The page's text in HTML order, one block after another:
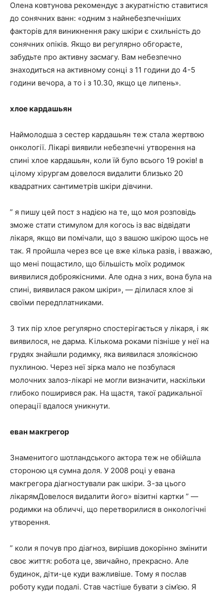
Олена ковтунова рекомендує з акуратністю ставитися
до сонячних ванн: «одним з найнебезпечніших
факторів для виникнення раку шкіри є схильність до
сонячних опіків. Якщо ви регулярно обгораєте,
забудьте про активну засмагу. Вам небезпечно
знаходиться на активному сонці з 11 години до 4-5
години вечора, а то і з 10.30, якщо це липень».
хлое кардашьян
Наймолодша з сестер кардашьян теж стала жертвою
онкології. Лікарі виявили небезпечні утворення на
спині хлое кардашьян, коли їй було всього 19 років! в
цілому хірургам довелося видалити близько 20
квадратних сантиметрів шкіри дівчини.
” я пишу цей пост з надією на те, що моя розповідь
зможе стати стимулом для когось із вас відвідати
лікаря, якщо ви помічали, що з вашою шкірою щось не
так. Я пройшла через все це вже кілька разів, і вважаю,
що мені пощастило, що більшість моїх родимок
виявилися доброякісними. Але одна з них, вона була на
спині, виявилася раком шкіри», — ділилася хлое зі
своїми передплатниками.
З тих пір хлое регулярно спостерігається у лікаря, і як
виявилося, не дарма. Кількома роками пізніше у неї на
грудях знайшли родимку, яка виявилася злоякісною
пухлиною. Через неї зірка мало не позбулася
молочних залоз-лікарі не могли визначити, наскільки
глибоко поширився рак. На щастя, такої радикальної
операції вдалося уникнути.
еван макгрегор
Знаменитого шотландського актора теж не обійшла
стороною ця сумна доля. У 2008 році у евана
макгрегора діагностували рак шкіри. З-за цього
лікарямДовелося видалити його» візитні картки ” —
родимки на обличчі, що перетворилися в онкологічні
утворення.
” коли я почув про діагноз, вирішив докорінно змінити
своє життя: робота це, звичайно, прекрасно. Але
будинок, діти-це куди важливіше. Тому я послав
роботу куди подалі. Став частіше бувати з сім’єю. Я